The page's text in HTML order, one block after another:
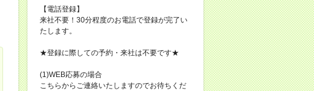
【電話登録】
来社不要！30分程度のお電話で登録が完了い
たします。
★登録に際しての予約・来社は不要です★
(1)WEB応募の場合
こちらからご連絡いたしますのでお待ちくだ